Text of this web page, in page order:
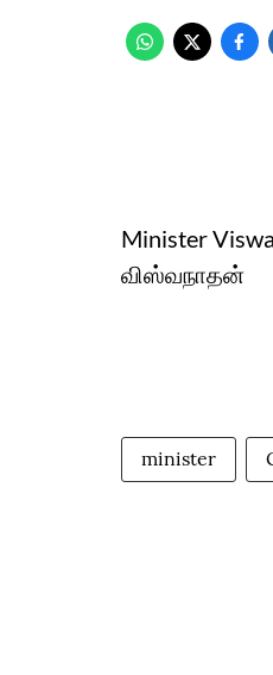
Minister
விஸ்வநாதன்
minister